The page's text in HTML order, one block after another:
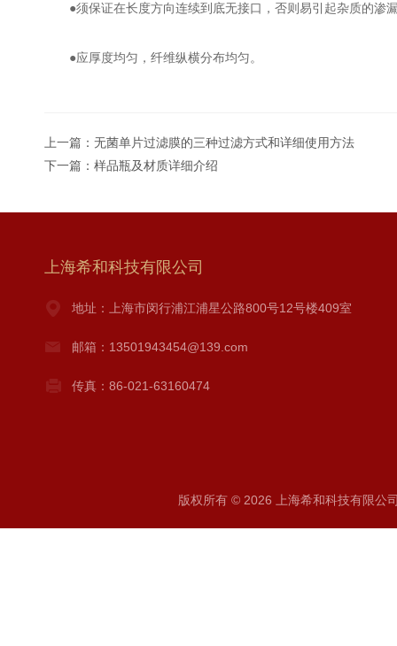
●须保证在长度方向连续到底无接口，否则易引起杂质的渗
●应厚度均匀，纤维纵横分布均匀。
上一篇： 无菌单片过滤膜的三种过滤方式和详细使用方法
下一篇： 样品瓶及材质详细介绍
上海希和科技有限公司
地址：上海市闵行浦江浦星公路800号12号楼409室
邮箱：13501943454@139.com
传真：86-021-63160474
版权所有 © 2026 上海希和科技有限公